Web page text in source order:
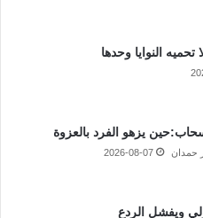
النوايا وحدها
يزهو الفرد بالعزوة
حمدان 2026-08-07
ويفشل الردع